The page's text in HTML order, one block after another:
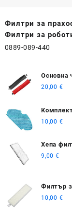
Филтри за
Филтри за
0889-089-440
Основна
S8+
20,00 €
10,00 €
Хепа
серия
9,00 €
Филтър
RG7447 /
10,00 €